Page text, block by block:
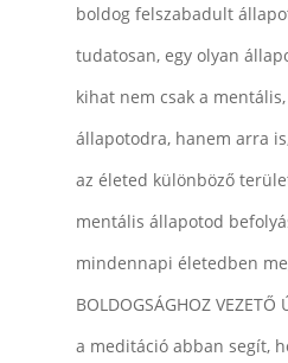
boldog felszabadult
tudatosan, egy olyan
kihat nem csak a
állapotodra, hanem arra
az életed különböző
mentális állapotod
mindennapi életedben
BOLDOGSÁGHOZ
a meditáció abban segít,